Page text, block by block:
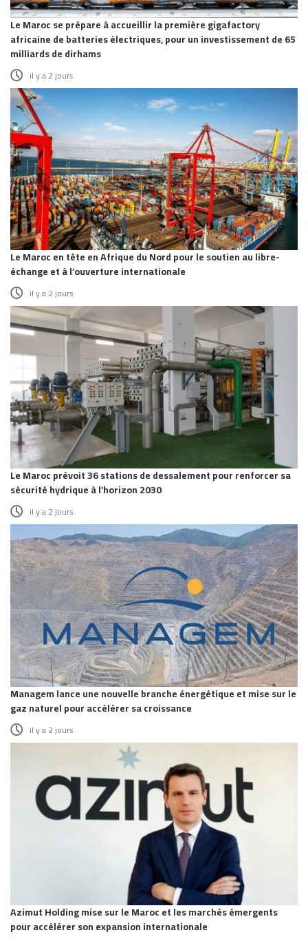
Le Maroc se prépare à accueillir la première gigafactory
africaine de batteries électriques, pour un investissement de 65
milliards de dirhams
il y a 2 jours
Le Maroc en tête en Afrique du Nord pour le soutien au libre-
échange et à l’ouverture internationale
il y a 2 jours
Le Maroc prévoit 36 stations de dessalement pour renforcer sa
sécurité hydrique à l’horizon 2030
il y a 2 jours
Managem lance une nouvelle branche énergétique et mise sur le
gaz naturel pour accélérer sa croissance
il y a 2 jours
Azimut Holding mise sur le Maroc et les marchés émergents
pour accélérer son expansion internationale